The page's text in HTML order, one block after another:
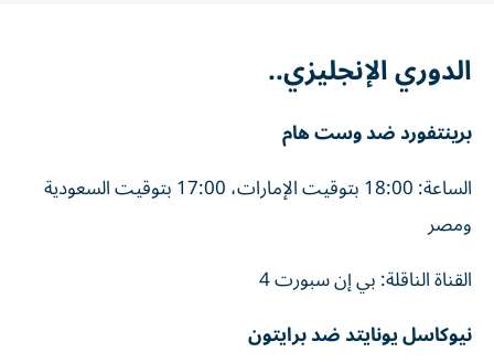
الدوري الإنجليزي..
برينتفورد ضد وست هام
الساعة: 18:00 بتوقيت الإمارات، 17:00 بتوقيت السعودية
ومصر
القناة الناقلة: بي إن سبورت 4
نيوكاسل يونايتد ضد برايتون